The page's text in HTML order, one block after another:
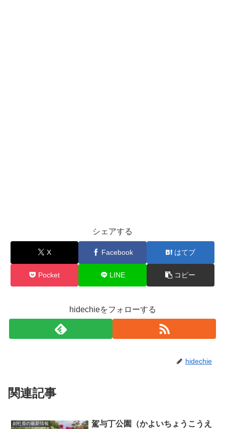
シェアする
X Facebook はてブ
Pocket LINE コピー
hidechieをフォローする
hidechie
関連記事
副社長の最新情報
駕与丁公園（かよいちょうこうえ